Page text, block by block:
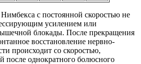
с постоянной скоростью не
усилением или
блокады. После прекращения
восстановление нервно-
происходит со скоростью,
после однократного болюсного